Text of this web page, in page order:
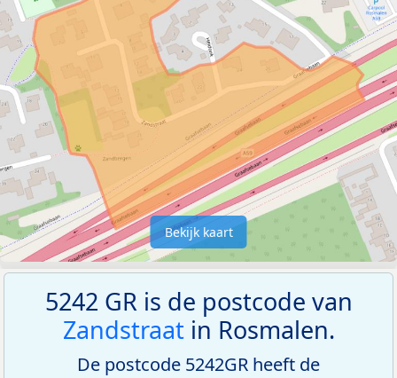
Bekijk kaart
5242 GR is de postcode van
Zandstraatin Rosmalen.
De postcode 5242GR heeft de